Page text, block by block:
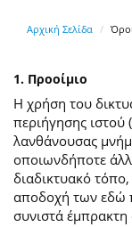
Αρχική Σελίδα
1. Προοίμιο
Η χρήση του
περιήγησης
λανθάνουσας
οποιωνδήποτε
διαδικτυακό
αποδοχή των εδώ
συνιστά